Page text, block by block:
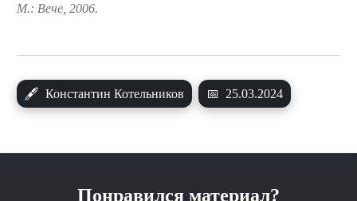
🖋 Константин Котельников 📅 25.03.2024
М.: Вече, 2006.
Понравился материал?